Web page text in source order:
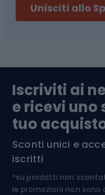
Abbigliamento
Componenti
Arrampicata
Medicina dello
Abbigliamento
Unisciti allo
Iscriviti ai
e ricevi uno
tuo
Sconti unici e
iscritti
*su prodotti non
le promozioni non